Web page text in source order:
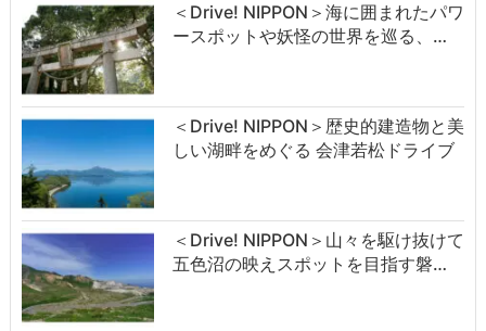
＜Drive! NIPPON＞海に囲まれたパワ
ースポットや妖怪の世界を巡る、…
＜Drive! NIPPON＞歴史的建造物と美
しい湖畔をめぐる 会津若松ドライブ
＜Drive! NIPPON＞山々を駆け抜けて
五色沼の映えスポットを目指す磐…